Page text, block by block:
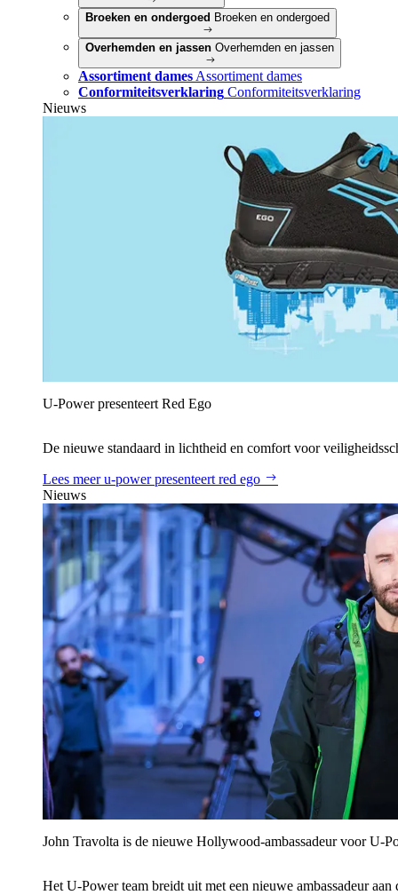
Broeken en ondergoed Broeken en ondergoed
Overhemden en jassen Overhemden en jassen
Assortiment dames Assortiment dames
Conformiteitsverklaring Conformiteitsverklaring
Nieuws
U‑Power presenteert Red Ego
De nieuwe standaard in lichtheid en comfort voor
Lees meeru‑power presenteert red ego
Nieuws
John Travolta is de nieuwe Hollywood-ambassadeur voor
Het U‑Power team breidt uit met een nieuwe ambassadeur